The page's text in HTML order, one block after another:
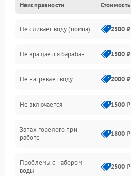
Электропитание
Водоснабжение
Слив
Программное обеспечение
Неисправности Стоимость
Не сливает воду (помпа) 2500 ₽
Не вращается барабан 1500 ₽
Не нагревает воду 2000 ₽
Не включается 1500 ₽
Запах горелого при
работе
1800 ₽
Проблемы с набором
воды
2500 ₽